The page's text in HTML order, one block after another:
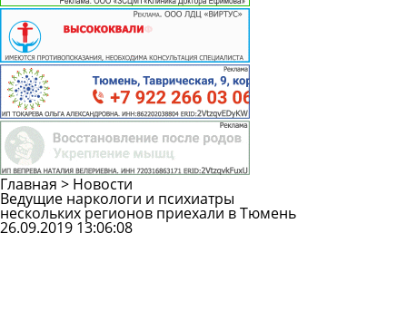
Главная > Новости
Ведущие наркологи и психиатры
нескольких регионов приехали в Тюмень
26.09.2019 13:06:08